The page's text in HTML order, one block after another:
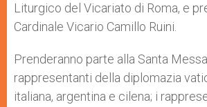
Liturgico del Vicariato di Roma, e
Cardinale Vicario Camillo Ruini.
Prenderanno parte alla Santa
rappresentanti della diplomazia
italiana, argentina e cilena; i